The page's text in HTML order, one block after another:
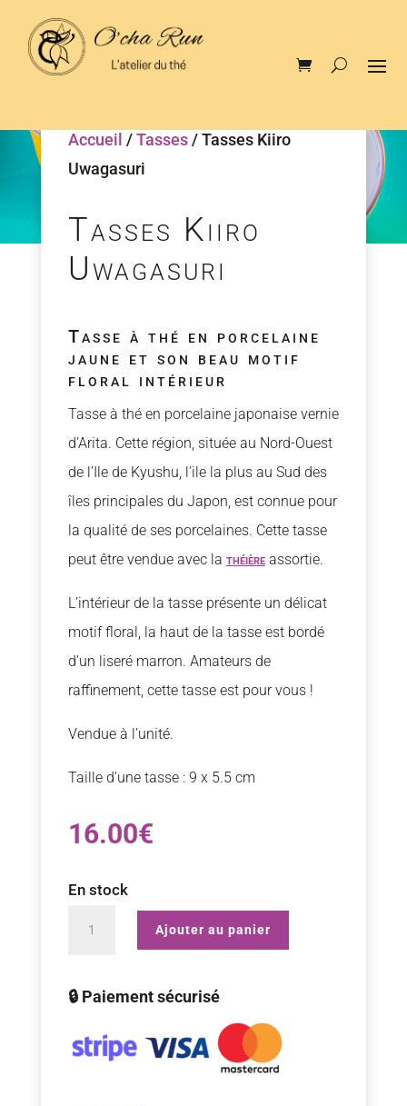
Accueil /Tasses/ Tasses Kiiro
Uwagasuri
Tasses Kiiro
Uwagasuri
Tasse à thé en porcelaine
jaune et son beau motif
floral intérieur
Tasse à thé en porcelaine japonaise vernie
d’Arita. Cette région, située au Nord-Ouest
de l’Ile de Kyushu, l’ile la plus au Sud des
îles principales du Japon, est connue pour
la qualité de ses porcelaines. Cette tasse
peut être vendue avec la théièreassortie.
L’intérieur de la tasse présente un délicat
motif floral, la haut de la tasse est bordé
d’un liseré marron. Amateurs de
raffinement, cette tasse est pour vous !
Vendue à l’unité.
Taille d’une tasse : 9 x 5.5 cm
16.00€
En stock
Kiiro
Uwagasuri
Ajouter au panier
🔒 Paiement sécurisé